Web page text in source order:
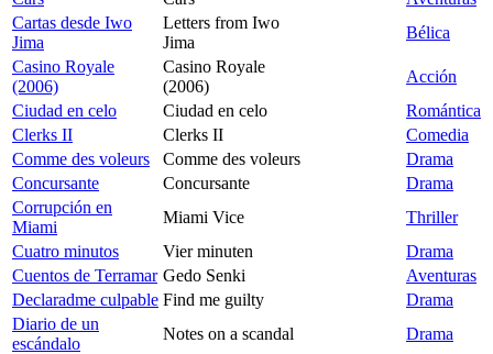
Cartas desde Iwo
Jima
Letters from Iwo
Jima
Bélica
Casino Royale
(2006)
Casino Royale
(2006)
Acción
Ciudad en celo
Ciudad en celo
Romántica
Clerks II
Clerks II
Comedia
Comme des voleurs
Comme des voleurs
Drama
Concursante
Concursante
Drama
Corrupción en
Miami
Miami Vice
Thriller
Cuatro minutos
Vier minuten
Drama
Cuentos de Terramar Gedo Senki
Aventuras
Declaradme culpable Find me guilty
Drama
Diario de un
escándalo
Notes on a scandal
Drama